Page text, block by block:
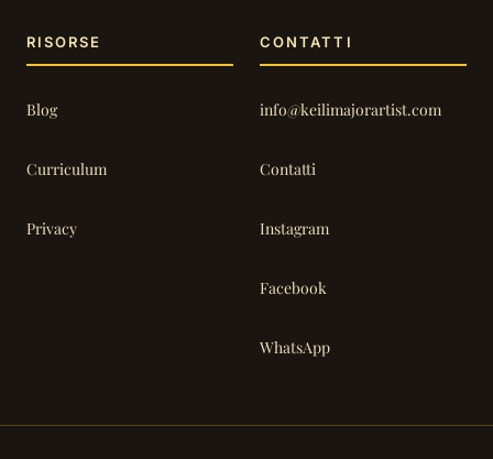
RISORSE
Blog
Curriculum
Privacy
CONTATTI
info@keilimajorartist.com
Contatti
Instagram
Facebook
WhatsApp